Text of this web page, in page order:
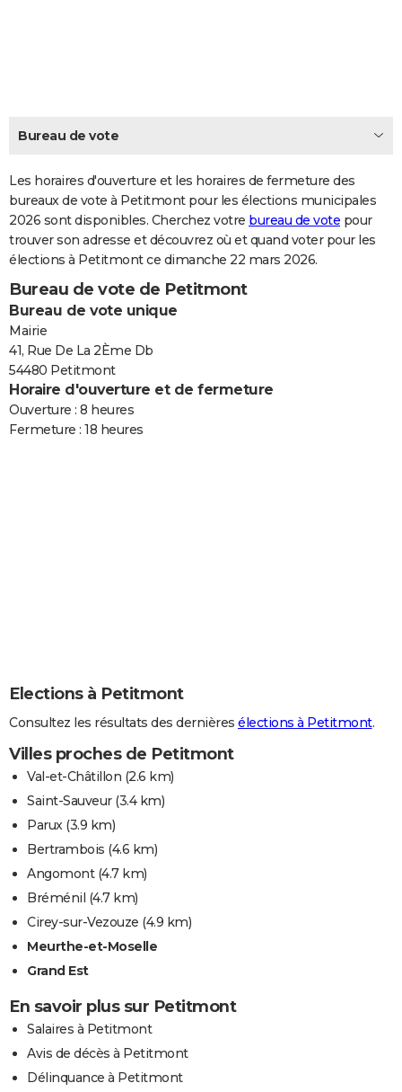
CARTE DE VOEUX
Dictionnaire
Biographies
Citations
Expressions
Proverbes
PROGRAMME TV
COPAINS D'AVANT
FORUM
Bricolage
Lifestyle
Culture
Sport
Auto
Television
Voyage
Cinema
Bureau de vote
Les horaires d'ouverture et les horaires de fermeture des
bureaux de vote à Petitmont pour les élections municipales
2026 sont disponibles. Cherchez votre bureau de vote pour
trouver son adresse et découvrez où et quand voter pour les
élections à Petitmont ce dimanche 22 mars 2026.
Bureau de vote de Petitmont
Bureau de vote unique
Mairie
41, Rue De La 2Ème Db
54480 Petitmont
Horaire d'ouverture et de fermeture
Ouverture : 8 heures
Fermeture : 18 heures
Elections à Petitmont
Consultez les résultats des dernières élections à Petitmont.
Villes proches de Petitmont
Val-et-Châtillon (2.6 km)
Saint-Sauveur(3.4 km)
Parux(3.9 km)
Bertrambois (4.6 km)
Angomont(4.7 km)
Bréménil (4.7 km)
Cirey-sur-Vezouze (4.9 km)
Meurthe-et-Moselle
Grand Est
En savoir plus sur Petitmont
Salaires à Petitmont
Avis de décès à Petitmont
Délinquance à Petitmont